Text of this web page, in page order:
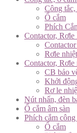
Công
Ổ cắm
Phích
Contactor, Rơle
Rơle
Contactor,
CB bảo
Khởi
Rơ le
Nút nhấn, đèn
Ổ cắm âm sàn
Phích cắm
Ổ cắm